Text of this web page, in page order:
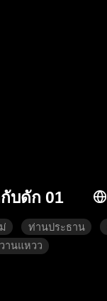
บดัก 01
ท่านประธาน
านแหวว